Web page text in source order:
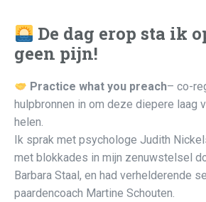
De dag erop sta ik
geen pijn!
Practice what you preach– co-
hulpbronnen in om deze diepere laag
helen.
Ik sprak met psychologe Judith
met blokkades in mijn zenuwstelsel
Barbara Staal, en had verhelderende
paardencoach Martine Schouten.